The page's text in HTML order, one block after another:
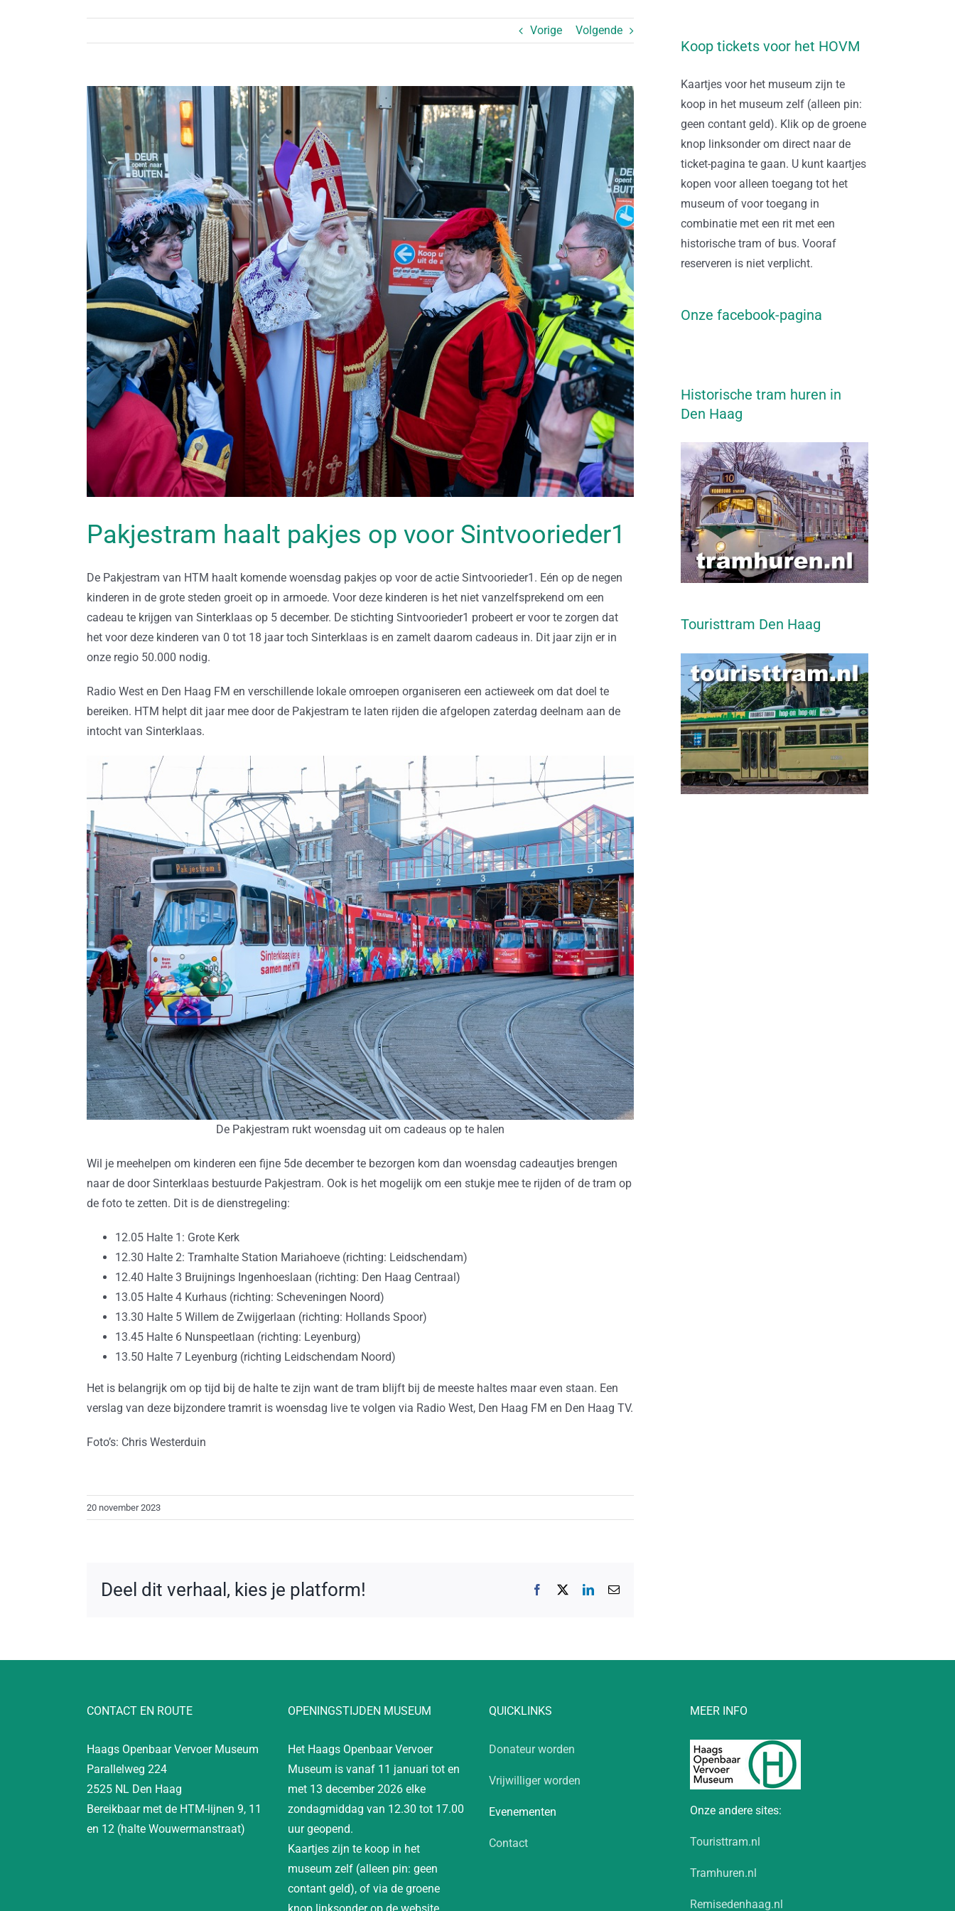
Vorige Volgende
Bekijk
grotere
afbeelding
Pakjestram haalt pakjes op voor Sintvoorieder1
De Pakjestram van HTM haalt komende woensdag pakjes op voor de actie Sintvoorieder1. Eén op de negen
kinderen in de grote steden groeit op in armoede. Voor deze kinderen is het niet vanzelfsprekend om een
cadeau te krijgen van Sinterklaas op 5 december. De stichting Sintvoorieder1 probeert er voor te zorgen dat
het voor deze kinderen van 0 tot 18 jaar toch Sinterklaas is en zamelt daarom cadeaus in. Dit jaar zijn er in
onze regio 50.000 nodig.
Radio West en Den Haag FM en verschillende lokale omroepen organiseren een actieweek om dat doel te
bereiken. HTM helpt dit jaar mee door de Pakjestram te laten rijden die afgelopen zaterdag deelnam aan de
intocht van Sinterklaas.
De Pakjestram rukt woensdag uit om cadeaus op te halen
Wil je meehelpen om kinderen een fijne 5de december te bezorgen kom dan woensdag cadeautjes brengen
naar de door Sinterklaas bestuurde Pakjestram. Ook is het mogelijk om een stukje mee te rijden of de tram op
de foto te zetten. Dit is de dienstregeling:
12.05 Halte 1: Grote Kerk
12.30 Halte 2: Tramhalte Station Mariahoeve (richting: Leidschendam)
12.40 Halte 3 Bruijnings Ingenhoeslaan (richting: Den Haag Centraal)
13.05 Halte 4 Kurhaus (richting: Scheveningen Noord)
13.30 Halte 5 Willem de Zwijgerlaan (richting: Hollands Spoor)
13.45 Halte 6 Nunspeetlaan (richting: Leyenburg)
13.50 Halte 7 Leyenburg (richting Leidschendam Noord)
Het is belangrijk om op tijd bij de halte te zijn want de tram blijft bij de meeste haltes maar even staan. Een
verslag van deze bijzondere tramrit is woensdag live te volgen via Radio West, Den Haag FM en Den Haag TV.
Foto’s: Chris Westerduin
20 november 2023
Deel dit verhaal, kies je platform! Facebook LinkedIn
E-
Koop tickets voor het HOVM
Kaartjes voor het museum zijn te
koop in het museum zelf (alleen pin:
geen contant geld). Klik op de groene
knop linksonder om direct naar de
ticket-pagina te gaan. U kunt kaartjes
kopen voor alleen toegang tot het
museum of voor toegang in
combinatie met een rit met een
historische tram of bus. Vooraf
reserveren is niet verplicht.
Onze facebook-pagina
Historische tram huren in
Den Haag
Touristtram Den Haag
CONTACT EN ROUTE
Haags Openbaar Vervoer Museum
Parallelweg 224
2525 NL Den Haag
Bereikbaar met de HTM-lijnen 9, 11
en 12 (halte Wouwermanstraat)
OPENINGSTIJDEN MUSEUM
Het Haags Openbaar Vervoer
Museum is vanaf 11 januari tot en
met 13 december 2026 elke
zondagmiddag van 12.30 tot 17.00
uur geopend.
Kaartjes zijn te koop in het
museum zelf (alleen pin: geen
contant geld), of via de groene
QUICKLINKS
Donateur worden
Vrijwilliger worden
Evenementen
Contact
MEER INFO
Onze andere sites:
Touristtram.nl
Tramhuren.nl
Remisedenhaag.nl